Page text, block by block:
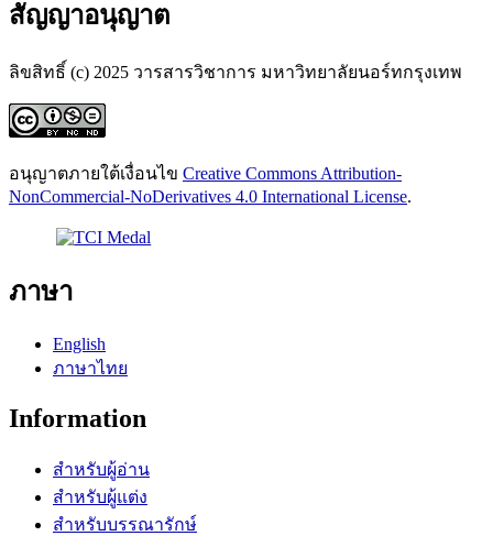
สัญญาอนุญาต
ลิขสิทธิ์ (c) 2025 วารสารวิชาการ มหาวิทยาลัยนอร์ทกรุงเทพ
อนุญาตภายใต้เงื่อนไข Creative Commons Attribution-
NonCommercial-NoDerivatives 4.0 International License.
ภาษา
English
ภาษาไทย
Information
สำหรับผู้อ่าน
สำหรับผู้แต่ง
สำหรับบรรณารักษ์